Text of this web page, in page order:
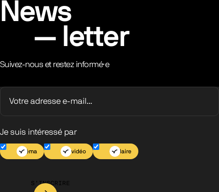
News
letter
Suivez-nous et restez informé·e
Je suis intéressé par
Cinéma Jeu vidéo Scolaire
S’INSCRIRE